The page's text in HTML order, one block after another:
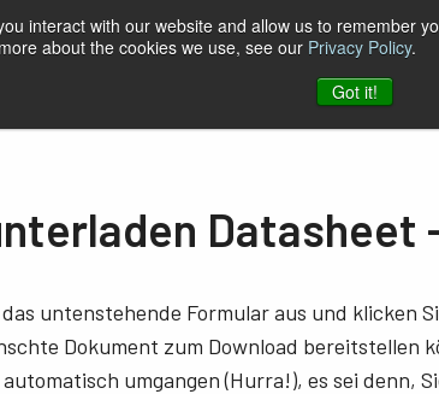
interact with our website and allow us to remember
about the cookies we use, see our Privacy Policy.
Got it!
Kontakt zu JAI
Datasheet
untenstehende Formular aus und klicken
Dokument zum Download bereitstellen
umgangen (Hurra!), es sei denn,